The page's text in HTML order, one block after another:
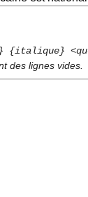
des lignes vides.